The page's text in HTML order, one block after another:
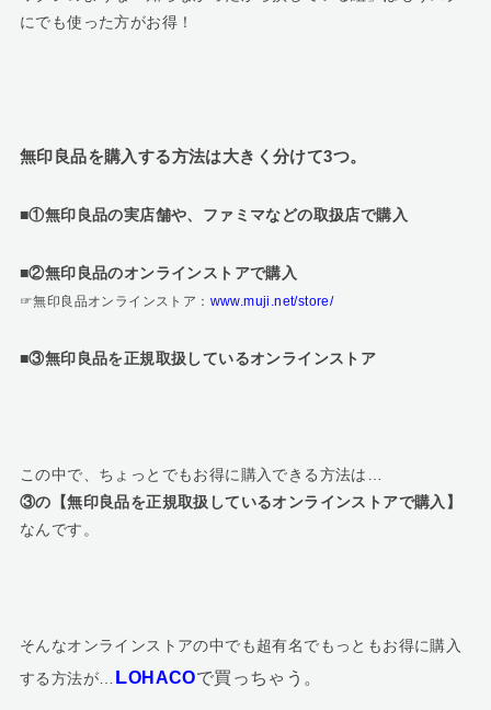
にでも使った方がお得！
無印良品を購入する方法は大きく分けて3つ。
■①無印良品の実店舗や、ファミマなどの取扱店で購入
■②無印良品のオンラインストアで購入
☞無印良品オンラインストア： www.muji.net/store/
■③無印良品を正規取扱しているオンラインストア
この中で、ちょっとでもお得に購入できる方法は…
③の【無印良品を正規取扱しているオンラインストアで購入】
なんです。
そんなオンラインストアの中でも超有名でもっともお得に購入
する方法が…
LOHACOで買っちゃう。